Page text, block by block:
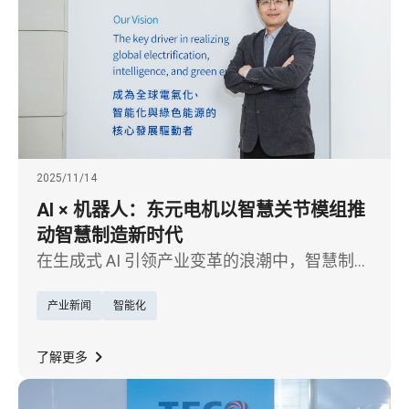
2025/11/14
AI × 机器人：东元电机以智慧关节模组推
动智慧制造新时代
在生成式 AI 引领产业变革的浪潮中，智慧制造
东元电机，近年将核心电驱技术延伸至 AI 机器
全球人形机器人市场，展现从智慧移动到智慧
机械的关键技术跃迁。
产业新闻 智能化
了解更多